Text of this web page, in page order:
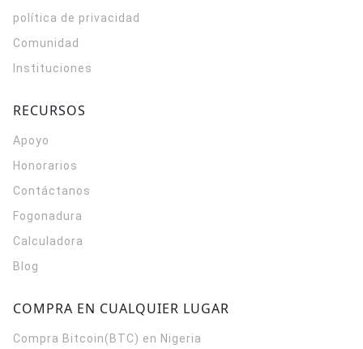
política de privacidad
Comunidad
Instituciones
RECURSOS
Apoyo
Honorarios
Contáctanos
Fogonadura
Calculadora
Blog
COMPRA EN CUALQUIER LUGAR
Compra Bitcoin(BTC) en Nigeria